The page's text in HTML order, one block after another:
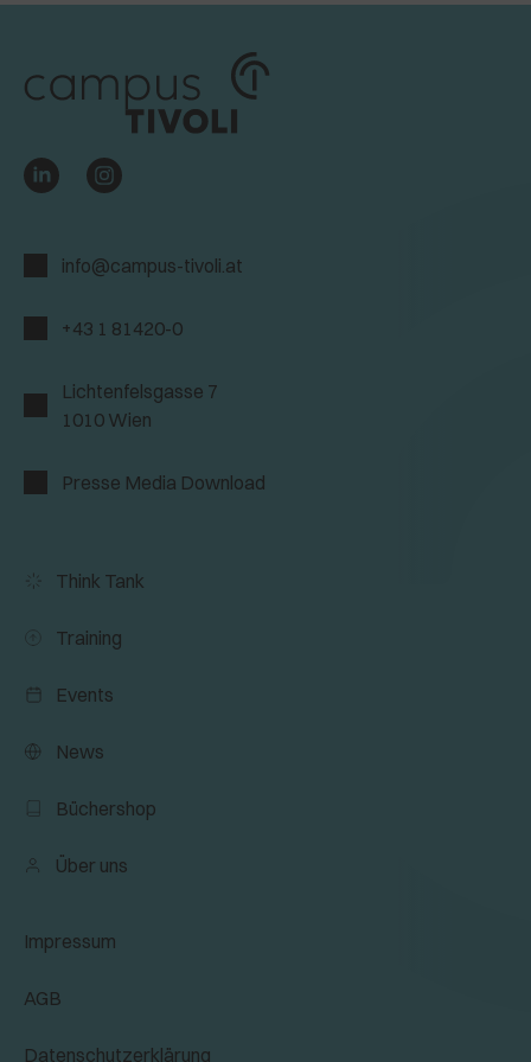
info@campus-tivoli.at
+43 1 81420-0
Lichtenfelsgasse 7
1010 Wien
Presse Media Download
Think Tank
Training
Events
News
Büchershop
Über uns
Impressum
AGB
Datenschutzerklärung